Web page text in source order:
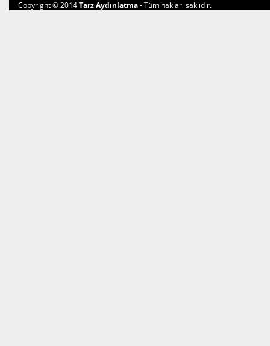
Copyright © 2014Tarz Aydınlatma- Tüm hakları saklıdır.